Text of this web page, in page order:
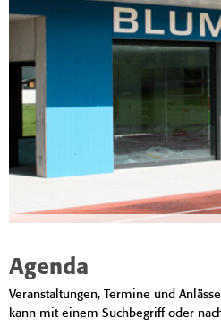
Agenda
Veranstaltungen, Termine und
kann mit einem Suchbegriff oder